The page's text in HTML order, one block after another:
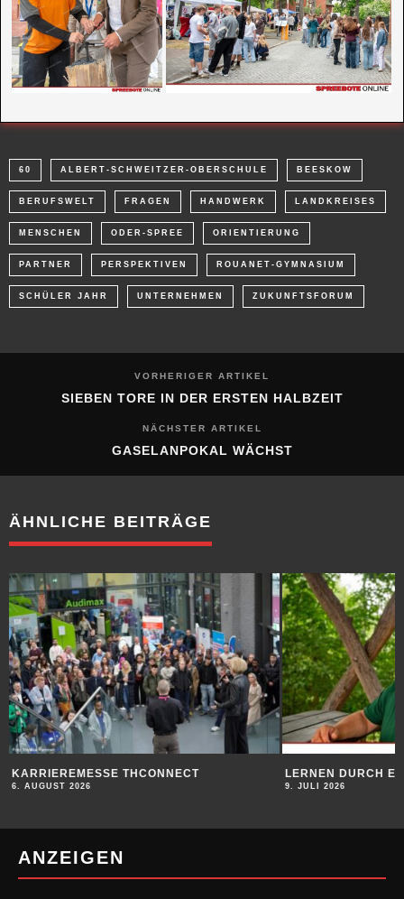
60 ALBERT-SCHWEITZER-OBERSCHULE BEESKOW
BERUFSWELT FRAGEN HANDWERK LANDKREISES
MENSCHEN ODER-SPREE ORIENTIERUNG
PARTNER PERSPEKTIVEN ROUANET-GYMNASIUM
SCHÜLER JAHR UNTERNEHMEN ZUKUNFTSFORUM
VORHERIGER ARTIKEL
SIEBEN TORE IN DER ERSTEN HALBZEIT
NÄCHSTER ARTIKEL
GASELANPOKAL WÄCHST
ÄHNLICHE BEITRÄGE
LERNEN DURCH ERFAHRUNG
9. JULI 2026
ANZEIGEN